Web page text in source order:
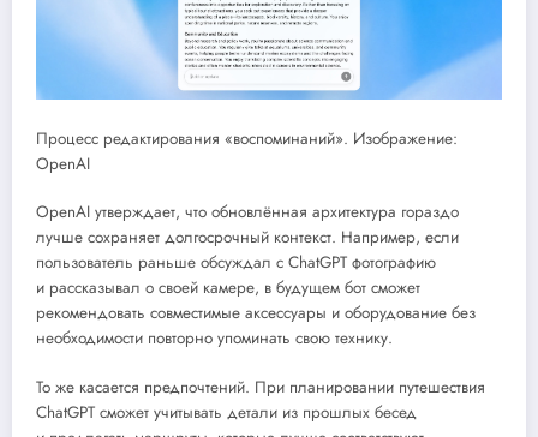
Процесс редактирования «воспоминаний». Изображение:
OpenAI
OpenAI утверждает, что обновлённая архитектура гораздо
лучше сохраняет долгосрочный контекст. Например, если
пользователь раньше обсуждал с ChatGPT фотографию
и рассказывал о своей камере, в будущем бот сможет
рекомендовать совместимые аксессуары и оборудование без
необходимости повторно упоминать свою технику.
То же касается предпочтений. При планировании путешествия
ChatGPT сможет учитывать детали из прошлых бесед